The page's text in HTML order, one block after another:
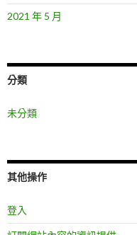
2021 年 5 月
分類
未分類
其他操作
登入